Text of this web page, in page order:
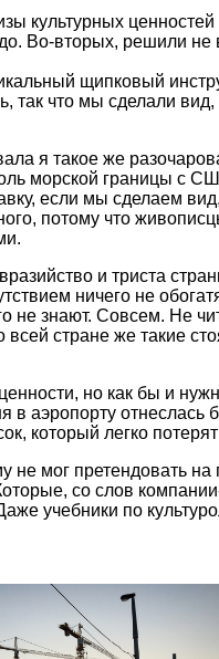
культурных
Во-вторых, решили не
щипковый
так что мы сделали
я такое же
морской границы с
если мы сделаем
потому что
и триста
ничего не
знают. Совсем. Не
стране же такие
но как бы и
в аэропорту
который легко
не мог претендовать
со слов
учебники по